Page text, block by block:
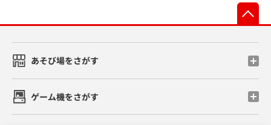
あそび場をさがす
ゲーム機をさがす